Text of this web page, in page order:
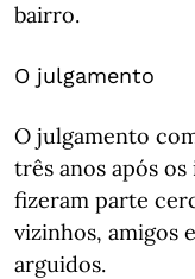
bairro.
O julgamento
O julgamento
três anos após
fizeram parte
vizinhos, amigos
arguidos.